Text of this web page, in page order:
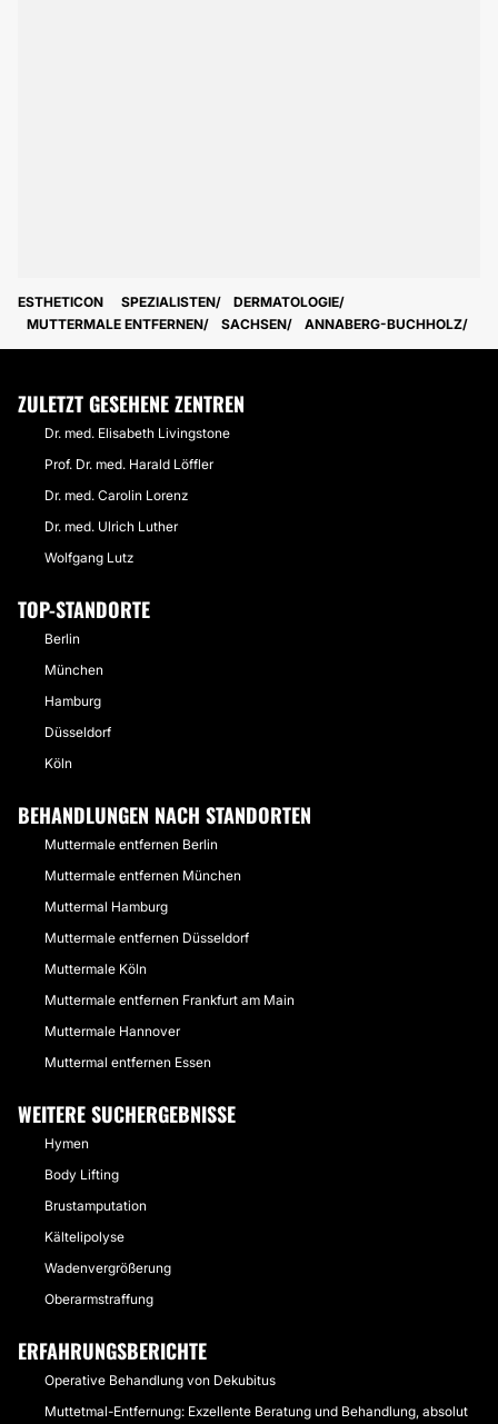
ESTHETICON SPEZIALISTEN
DERMATOLOGIE
MUTTERMALE ENTFERNEN
SACHSEN ANNABERG-BUCHHOLZ
ZULETZT GESEHENE ZENTREN
Dr. med. Elisabeth Livingstone
Prof. Dr. med. Harald Löffler
Dr. med. Carolin Lorenz
Dr. med. Ulrich Luther
Wolfgang Lutz
TOP-STANDORTE
Berlin
München
Hamburg
Düsseldorf
Köln
BEHANDLUNGEN NACH STANDORTEN
Muttermale entfernen Berlin
Muttermale entfernen München
Muttermal Hamburg
Muttermale entfernen Düsseldorf
Muttermale Köln
Muttermale entfernen Frankfurt am Main
Muttermale Hannover
Muttermal entfernen Essen
WEITERE SUCHERGEBNISSE
Hymen
Body Lifting
Brustamputation
Kältelipolyse
Wadenvergrößerung
Oberarmstraffung
ERFAHRUNGSBERICHTE
Operative Behandlung von Dekubitus
Muttetmal-Entfernung: Exzellente Beratung und Behandlung, absolut